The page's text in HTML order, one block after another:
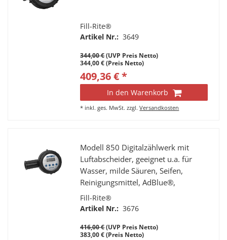
Fill-Rite®
Artikel Nr.: 3649
344,00 €(UVP Preis Netto)
344,00 € (Preis Netto)
409,36 € *
In den Warenkorb
* inkl. ges. MwSt. zzgl.Versandkosten
Modell 850 Digitalzählwerk mit
Luftabscheider, geeignet u.a. für
Wasser, milde Säuren, Seifen,
Reinigungsmittel, AdBlue®,
Flüssigdünger
Fill-Rite®
Artikel Nr.: 3676
416,00 €(UVP Preis Netto)
383,00 € (Preis Netto)